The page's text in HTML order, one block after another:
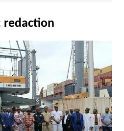
redaction